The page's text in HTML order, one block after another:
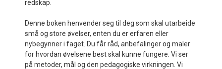
redskap.
Denne boken henvender seg til deg som skal utarbeide
små og store øvelser, enten du er erfaren eller
nybegynner i faget. Du får råd, anbefalinger og maler
for hvordan øvelsene best skal kunne fungere. Vi ser
på metoder, mål og den pedagogiske virkningen. Vi